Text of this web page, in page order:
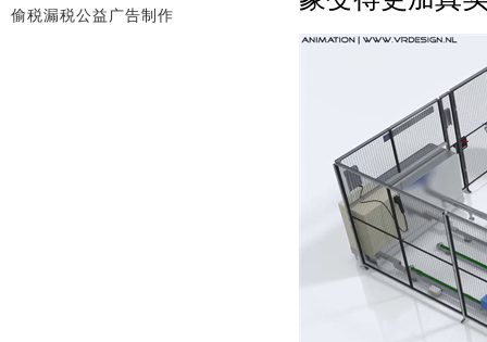
偷税漏税公益广告制作